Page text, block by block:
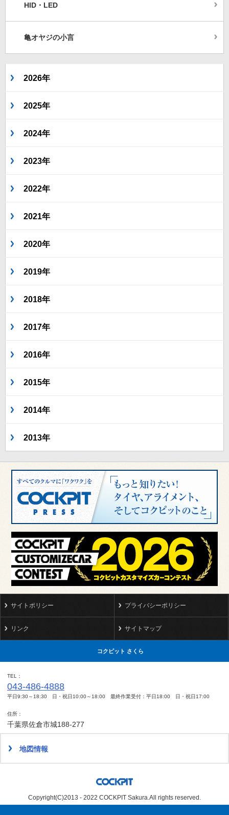
HID・LED
亀オヤジの小言
2026年
2025年
2024年
2023年
2022年
2021年
2020年
2019年
2018年
2017年
2016年
2015年
2014年
2013年
サイトポリシー プライバシーポリシー
リンク サイトマップ
コクピット さくら
TEL
043-486-4888
平日9:30～18:30 日・祝日10:00～18:00 最終作業受付：平日18:00 日・祝日17:00
住所
千葉県佐倉市城188-277
地図情報
Copyright(C)2013 - 2022 COCKPIT Sakura.All rights reserved.